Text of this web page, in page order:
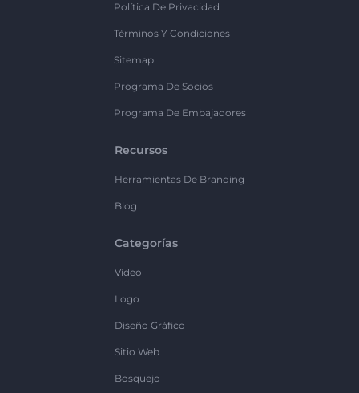
Política De Privacidad
Términos Y Condiciones
Sitemap
Programa De Socios
Programa De Embajadores
Recursos
Herramientas De Branding
Blog
Categorías
Vídeo
Logo
Diseño Gráfico
Sitio Web
Bosquejo